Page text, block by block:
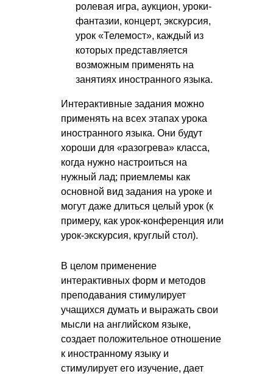
ролевая игра, аукцион, уроки-
фантазии, концерт, экскурсия,
урок «Телемост», каждый из
которых представляется
возможным применять на
занятиях иностранного языка.
Интерактивные задания можно
применять на всех этапах урока
иностранного языка. Они будут
хороши для «разогрева» класса,
когда нужно настроиться на
нужный лад; приемлемы как
основной вид задания на уроке и
могут даже длиться целый урок (к
примеру, как урок-конференция или
урок-экскурсия, круглый стол).
В целом применение
интерактивных форм и методов
преподавания стимулирует
учащихся думать и выражать свои
мысли на английском языке,
создает положительное отношение
к иностранному языку и
стимулирует его изучение, дает